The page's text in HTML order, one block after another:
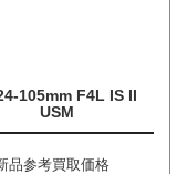
105mm F4L IS II
USM
品参考買取価格